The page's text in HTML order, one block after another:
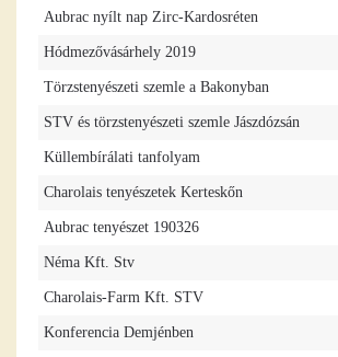
Aubrac nyílt nap Zirc-Kardosréten
Hódmezővásárhely 2019
Törzstenyészeti szemle a Bakonyban
STV és törzstenyészeti szemle Jászdózsán
Küllembírálati tanfolyam
Charolais tenyészetek Kerteskőn
Aubrac tenyészet 190326
Néma Kft. Stv
Charolais-Farm Kft. STV
Konferencia Demjénben